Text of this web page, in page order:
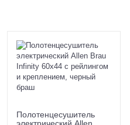
Полотенцесушитель